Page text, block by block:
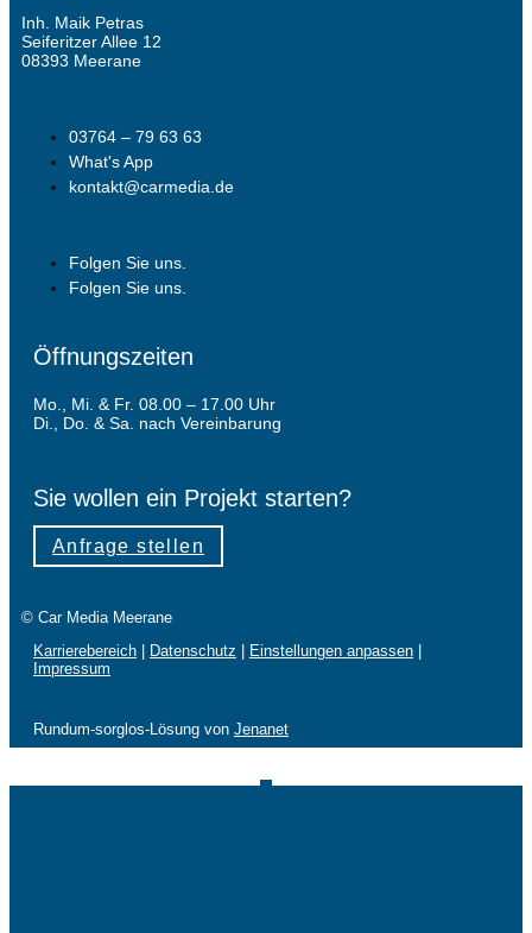
Inh. Maik Petras
Seiferitzer Allee 12
08393 Meerane
03764 – 79 63 63
What's App
kontakt@carmedia.de
Folgen Sie uns.
Folgen Sie uns.
Öffnungszeiten
Mo., Mi. & Fr. 08.00 – 17.00 Uhr
Di., Do. & Sa. nach Vereinbarung
Sie wollen ein Projekt starten?
Anfrage stellen
© Car Media Meerane
Karrierebereich
Datenschutz Einstellungen anpassen
Impressum
Rundum-sorglos-Lösung von Jenanet